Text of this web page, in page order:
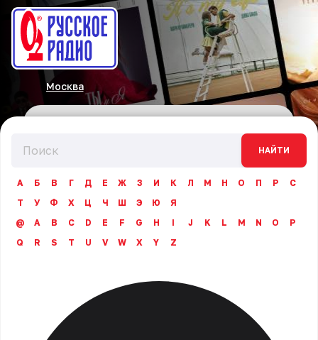
Москва
НАЙТИ
А Б В Г Д Е Ж З И К Л М Н О П Р
С
Т
У Ф Х Ц Ч Ш Э Ю
Я
@
A B C D E F G H I J K L M N O
P
Q
R S T U V W X Y Z